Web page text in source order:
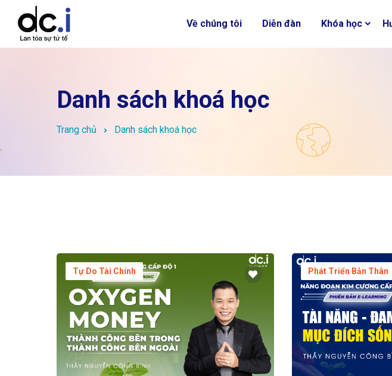
Về chúng tôi Diễn đàn Khóa học
Danh sách khoá học
Trang chủ Danh sách khoá học
Tự Do Tài Chính Phát Triển Bản Thân